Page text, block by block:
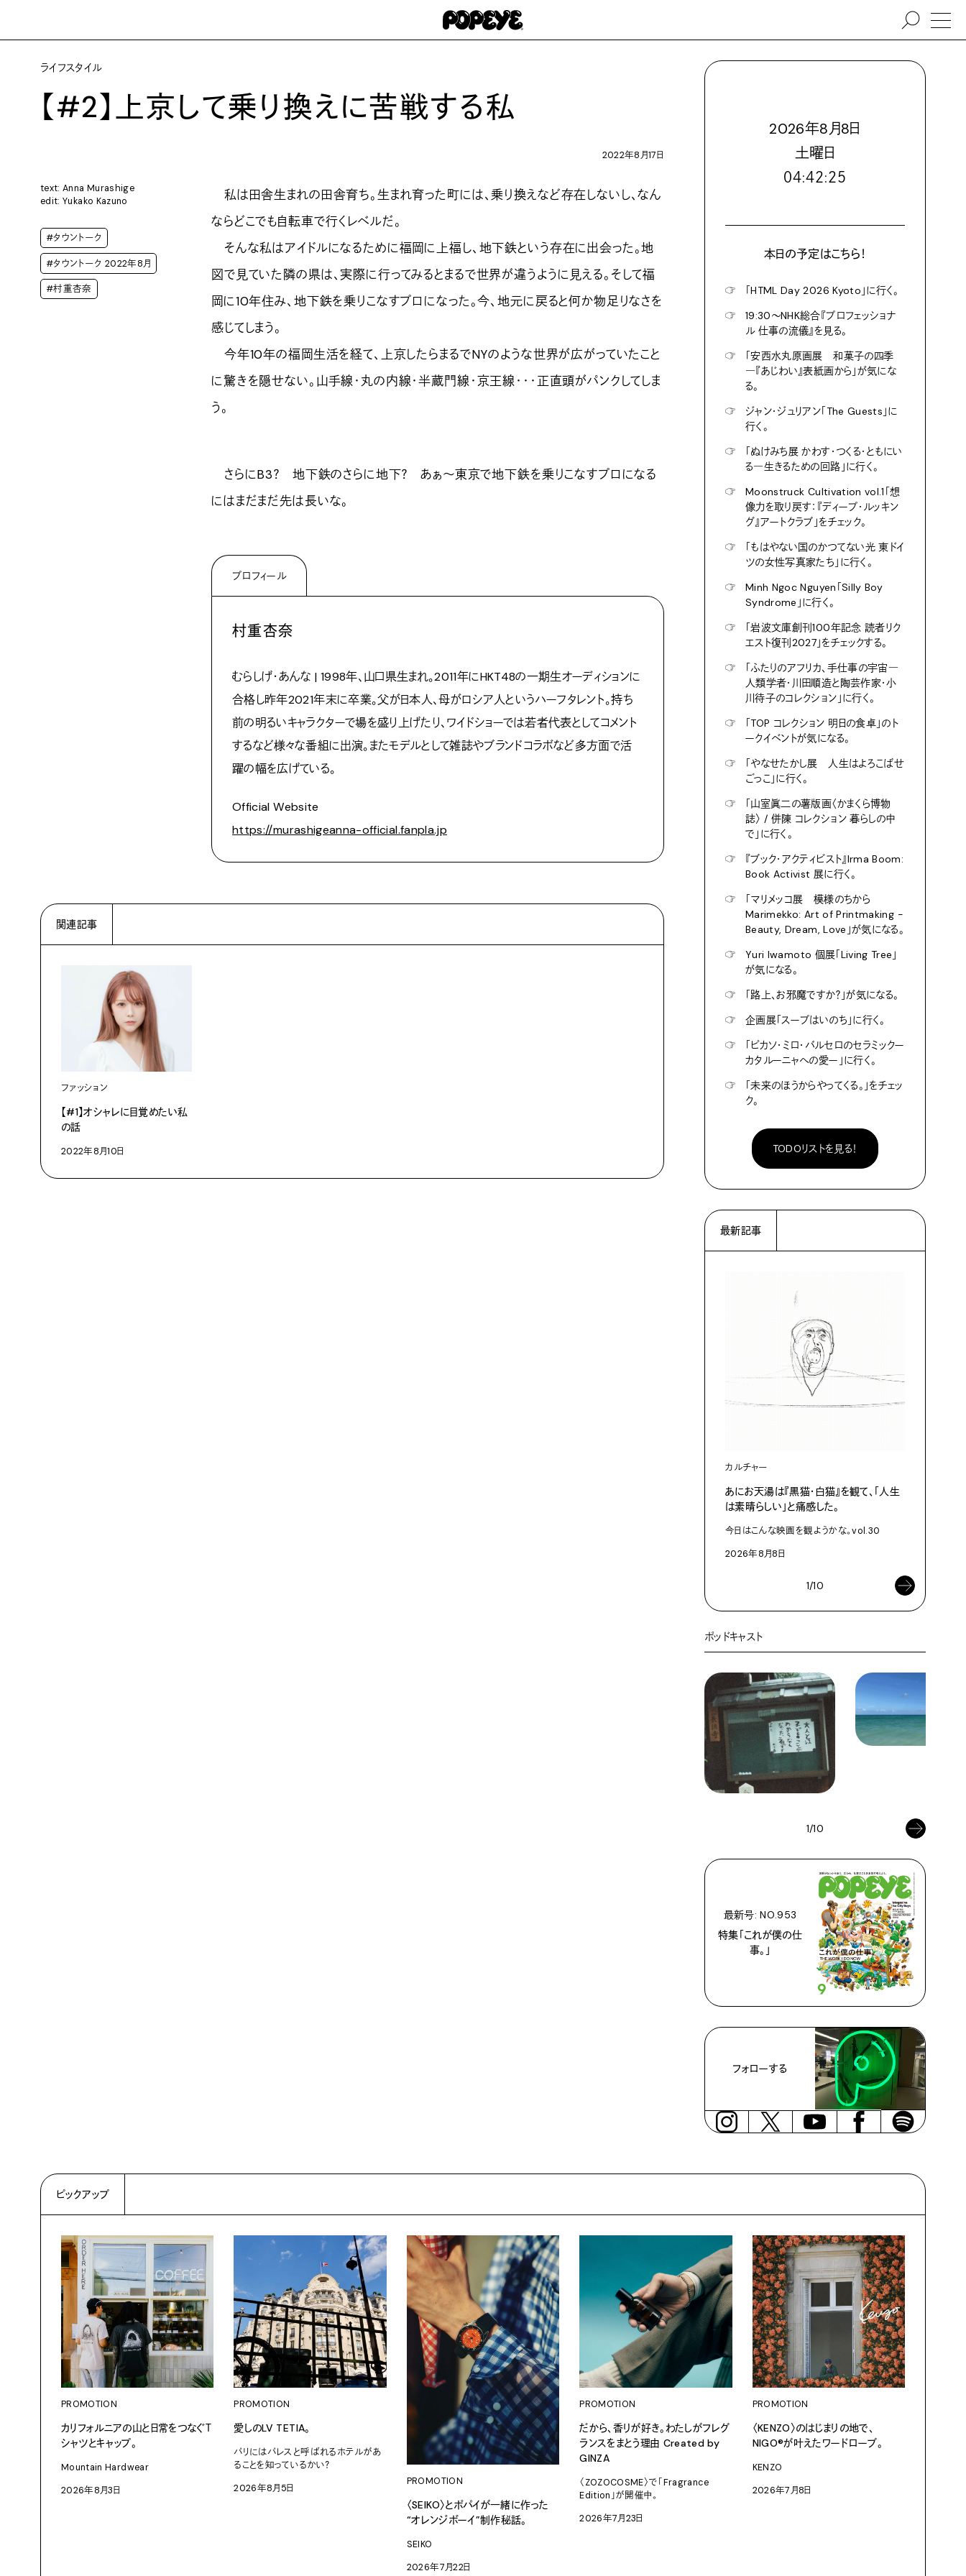
ライフスタイル
【#2】上京して乗り換えに苦戦する私
2022年8月17日
text: Anna Murashige
edit: Yukako Kazuno
#タウントーク
#タウントーク 2022年8月
#村重杏奈
私は田舎生まれの田舎育ち。生まれ育った町には、乗り換えなど存在しないし、なん
ならどこでも自転車で行くレベルだ。
そんな私はアイドルになるために福岡に上福し、地下鉄という存在に出会った。地
図で見ていた隣の県は、実際に行ってみるとまるで世界が違うように見える。そして福
岡に10年住み、地下鉄を乗りこなすプロになった。今、地元に戻ると何か物足りなさを
感じてしまう。
今年10年の福岡生活を経て、上京したらまるでNYのような世界が広がっていたこと
に驚きを隠せない。山手線・丸の内線・半蔵門線・京王線・・・正直頭がパンクしてしま
う。
さらにB3？ 地下鉄のさらに地下？ あぁ〜東京で地下鉄を乗りこなすプロになる
にはまだまだ先は長いな。
プロフィール
村重杏奈
むらしげ・あんな | 1998年、山口県生まれ。2011年にHKT48の一期生オーディションに
合格し昨年2021年末に卒業。父が日本人、母がロシア人というハーフタレント。持ち
前の明るいキャラクターで場を盛り上げたり、ワイドショーでは若者代表としてコメント
するなど様々な番組に出演。またモデルとして雑誌やブランドコラボなど多方面で活
躍の幅を広げている。
Official Website
https://murashigeanna-official.fanpla.jp
関連記事
ファッション
【#1】オシャレに目覚めたい私
の話
2022年8月10日
2026年8月8日
土曜日
０４:４２:２６
本日の予定はこちら！
☞
「HTML Day 2026 Kyoto」に行く。
☞
19:30〜NHK総合『プロフェッショナ
ル 仕事の流儀』を見る。
☞
「安西水丸原画展 和菓子の四季
―『あじわい』表紙画から」が気にな
る。
☞
ジャン・ジュリアン「The Guests」に
行く。
☞
「ぬけみち展 かわす・つくる・ともにい
る―生きるための回路」に行く。
☞
Moonstruck Cultivation vol.1「想
像力を取り戻す：『ディープ・ルッキン
グ』アートクラブ」をチェック。
☞
「もはやない国のかつてない光 東ドイ
ツの女性写真家たち」に行く。
☞
Minh Ngoc Nguyen「Silly Boy
Syndrome」に行く。
☞
「岩波文庫創刊100年記念 読者リク
エスト復刊2027」をチェックする。
☞
「ふたりのアフリカ、手仕事の宇宙―
人類学者・川田順造と陶芸作家・小
川待子のコレクション」に行く。
☞
「TOP コレクション 明日の食卓」のト
ークイベントが気になる。
☞
「やなせたかし展 人生はよろこばせ
ごっこ」に行く。
☞
「山室眞二の薯版画〈かまくら博物
誌〉 / 併陳 コレクション 暮らしの中
で」に行く。
☞
『ブック・アクティビスト』Irma Boom:
Book Activist 展に行く。
☞
「マリメッコ展 模様のちから
Marimekko: Art of Printmaking -
Beauty, Dream, Love」が気になる。
☞
Yuri Iwamoto 個展「Living Tree」
が気になる。
☞
「路上、お邪魔ですか？」が気になる。
☞
企画展「スープはいのち」に行く。
☞
「ピカソ・ミロ・バルセロのセラミックー
カタルーニャへの愛ー」に行く。
☞
「未来のほうからやってくる。」をチェッ
ク。
TODOリストを見る！
最新記事
カルチャー
あにお天湯は『黒猫・白猫』を観て、「人生
は素晴らしい」と痛感した。
今日はこんな映画を観ようかな。vol.30
2026年8月8日
1/10
ポッドキャスト
1/10
最新号: NO.953
特集「これが僕の仕
事。」
フォローする
ピックアップ
PROMOTION
カリフォルニアの山と日常をつなぐＴ
シャツとキャップ。
Mountain Hardwear
2026年8月3日
PROMOTION
愛しのLV TETIA。
パリにはパレスと呼ばれるホテルがあ
ることを知っているかい？
2026年8月5日
PROMOTION
〈SEIKO〉とポパイが一緒に作った
“オレンジボーイ”制作秘話。
SEIKO
2026年7月22日
PROMOTION
だから、香りが好き。わたしがフレグ
ランスをまとう理由 Created by
GINZA
〈ZOZOCOSME〉で「Fragrance
Edition」が開催中。
2026年7月23日
PROMOTION
〈KENZO〉のはじまりの地で、
NIGO®が叶えたワードローブ。
KENZO
2026年7月8日